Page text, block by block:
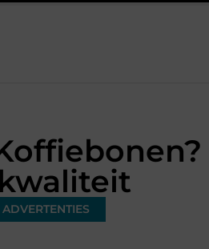
ADVERTENTIES